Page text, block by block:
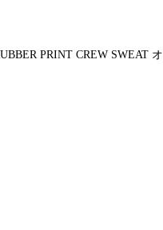
PRINT CREW SWEAT